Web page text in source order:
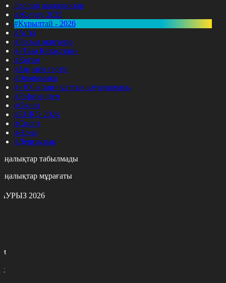
Барлық жаңалықтар
#Жолдау 2025
#Құрылтай - 2026
#Апта
#Ресми оқиғалар
#«Таза Қазақстан»
#Қоғам
#Заң мен тәртіп
#Экономика
#«100 кітап» ұлттық сауалнамасы
#Референдум
#Оқиға
#EURO 2024
#Спорт
#Әлем
#Денсаулық
табылмады
мұрағаты
2026